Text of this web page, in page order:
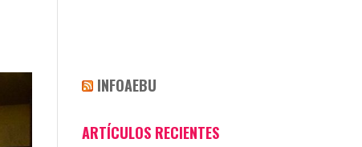
INFOAEBU
ARTÍCULOS RECIENTES